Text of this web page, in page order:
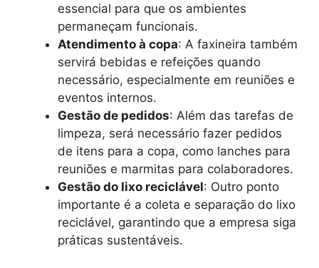
essencial para que os ambientes
permaneçam funcionais.
Atendimento à copa: A faxineira também
servirá bebidas e refeições quando
necessário, especialmente em reuniões e
eventos internos.
Gestão de pedidos: Além das tarefas de
limpeza, será necessário fazer pedidos
de itens para a copa, como lanches para
reuniões e marmitas para colaboradores.
Gestão do lixo reciclável: Outro ponto
importante é a coleta e separação do lixo
reciclável, garantindo que a empresa siga
práticas sustentáveis.